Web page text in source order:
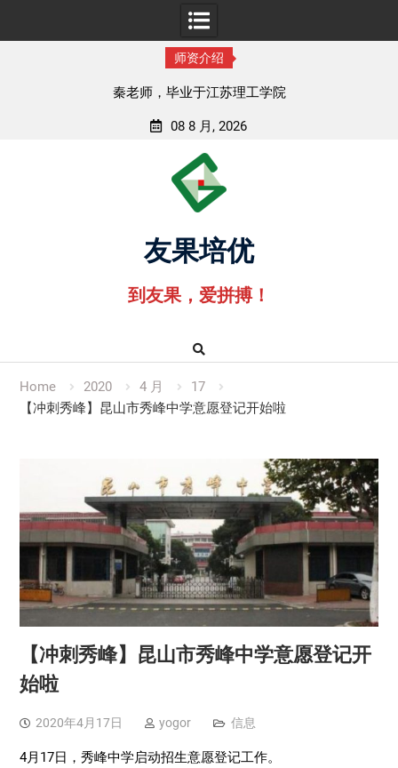
师资介绍
孟老师，毕业于湖北中医药大学
08 8 月, 2026
友果培优
到友果，爱拼搏！
Home 2020 4 月
17
【冲刺秀峰】昆山市秀峰中学意愿登记开始啦
【冲刺秀峰】昆山市秀峰中学意愿登记开
始啦
2020年4月17日 yogor 信息
4月17日，秀峰中学启动招生意愿登记工作。